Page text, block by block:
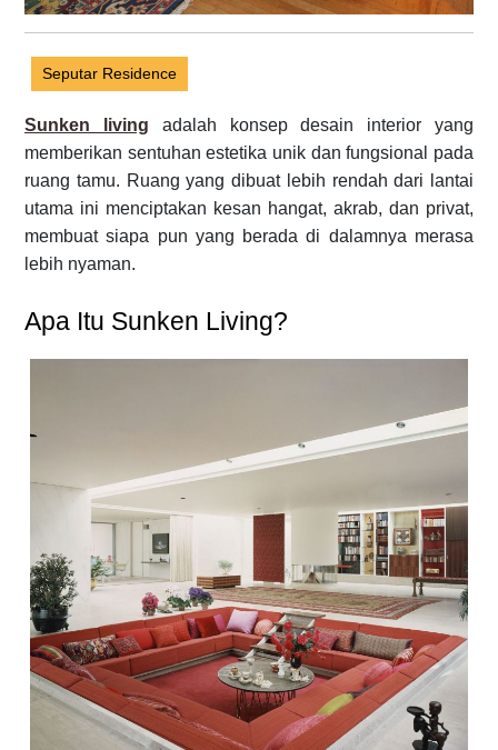
Seputar Residence
Sunken living adalah konsep desain interior yang
memberikan sentuhan estetika unik dan fungsional pada
ruang tamu. Ruang yang dibuat lebih rendah dari lantai
utama ini menciptakan kesan hangat, akrab, dan privat,
membuat siapa pun yang berada di dalamnya merasa
lebih nyaman.
Apa Itu Sunken Living?